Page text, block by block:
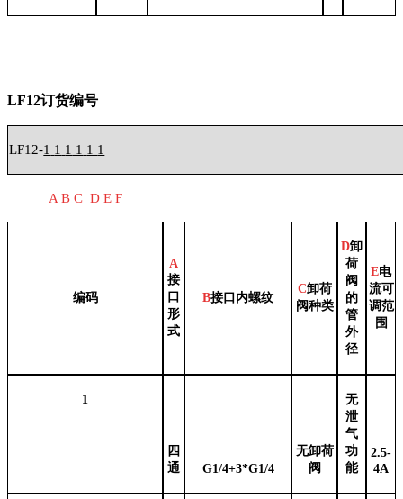
LF12订货编号
LF12-1 1 1 1 1 1
A B C D E F
编码
A
接
口
形
式
B接口内螺纹
C卸荷
阀种类
D卸
荷
阀
的
管
外
径
E电
流可
调范
围
1
四
通
G1/4+3*G1/4
无卸荷
阀
无
泄
气
功
能
2.5-
4A